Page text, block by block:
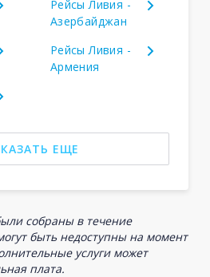
Рейсы Ливия -
Азербайджан
Рейсы Ливия -
Армения
ЕЩЕ
собраны в течение
быть недоступны на момент
услуги может
плата.